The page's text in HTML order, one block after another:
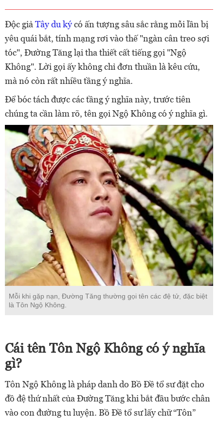
Độc giả Tây du kýcó ấn tượng sâu sắc rằng mỗi lần bị
yêu quái bắt, tính mạng rơi vào thế "ngàn cân treo sợi
tóc", Đường Tăng lại tha thiết cất tiếng gọi "Ngộ
Không". Lời gọi ấy không chỉ đơn thuần là kêu cứu,
mà nó còn rất nhiều tầng ý nghĩa.
Để bóc tách được các tầng ý nghĩa này, trước tiên
chúng ta cần làm rõ, tên gọi Ngộ Không có ý nghĩa gì.
Mỗi khi gặp nạn, Đường Tăng thường gọi tên các đệ tử, đặc biệt
là Tôn Ngộ Không.
Cái tên Tôn Ngộ Không có ý nghĩa
gì?
Tôn Ngộ Không là pháp danh do Bồ Đề tổ sư đặt cho
đồ đệ thứ nhất của Đường Tăng khi bắt đầu bước chân
vào con đường tu luyện. Bồ Đề tổ sư lấy chữ “Tôn”